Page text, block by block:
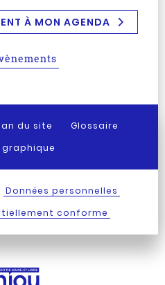
À MON AGENDA
du site
Glossaire
Données personnelles
conforme